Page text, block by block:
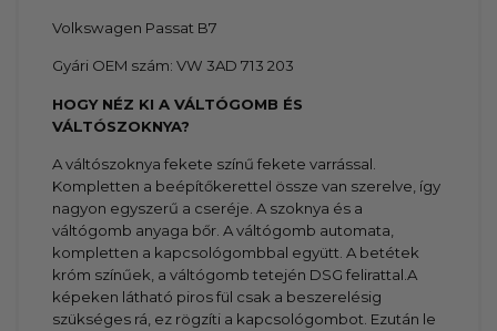
Volkswagen Passat B7
Gyári OEM szám: VW 3AD 713 203
HOGY NÉZ KI A VÁLTÓGOMB ÉS
VÁLTÓSZOKNYA?
A váltószoknya fekete színű fekete varrással.
Kompletten a beépítőkerettel össze van szerelve, így
nagyon egyszerű a cseréje. A szoknya és a
váltógomb anyaga bőr. A váltógomb automata,
kompletten a kapcsológombbal együtt. A betétek
króm színűek, a váltógomb tetején DSG felirattal.A
képeken látható piros fül csak a beszerelésig
szükséges rá, ez rögzíti a kapcsológombot. Ezután le